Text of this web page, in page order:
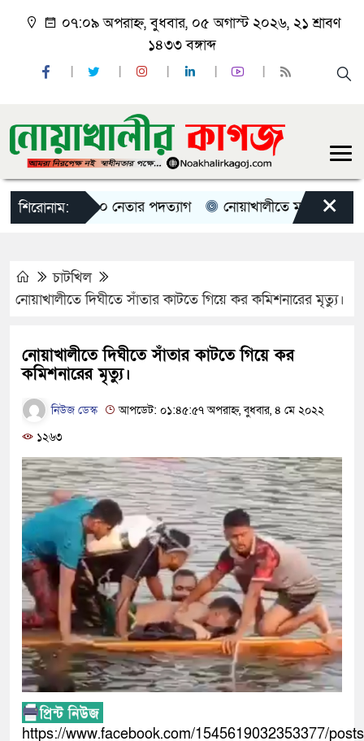
০৭:০৯ অপরাহ্ন, বুধবার, ০৫ অগাস্ট ২০২৬, ২১ শ্রাবণ
১৪৩৩ বঙ্গাব্দ
শিরোনাম:
বিক্ষোভ, ১০ নেতার পদত্যাগ নোয়াখালীতে মাইক বাজিয়ে
×
চাটখিল
নোয়াখালীতে দিঘীতে সাঁতার কাটতে গিয়ে কর কমিশনারের মৃত্যু।
নোয়াখালীতে দিঘীতে সাঁতার কাটতে গিয়ে কর
কমিশনারের মৃত্যু।
নিউজ ডেস্ক
আপডেট: ০১:৪৫:৫৭ অপরাহ্ন, বুধবার, ৪ মে ২০২২
১২৬৩
https://www.facebook.com/1545619032353377/